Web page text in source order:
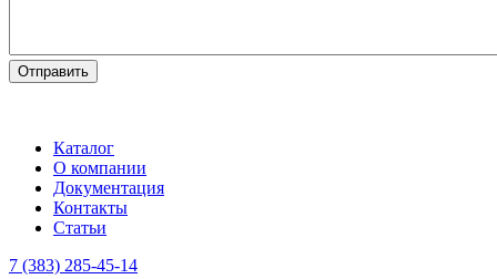
Каталог
О компании
Документация
Контакты
Статьи
7 (383) 285-45-14